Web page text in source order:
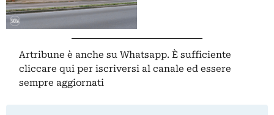
Artribune è anche su Whatsapp. È sufficiente
cliccare qui per iscriversi al canale ed essere
sempre aggiornati